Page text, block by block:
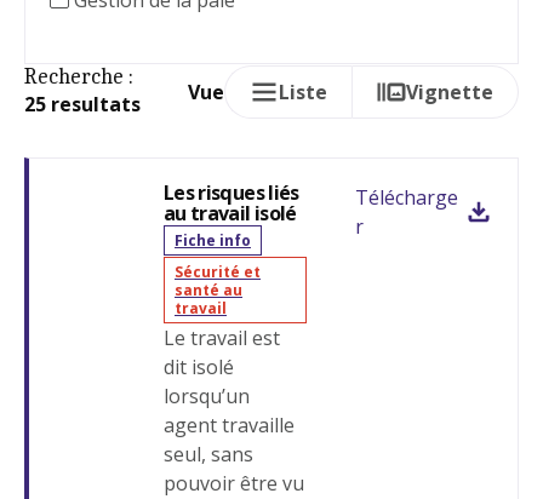
Recherche :
25 resultats Vue Liste Vignette
Les risques liés
au travail isolé
Fiche info
Sécurité et
santé au
travail
Le travail est
dit isolé
lorsqu’un
agent travaille
seul, sans
pouvoir être vu
Télécharge
r